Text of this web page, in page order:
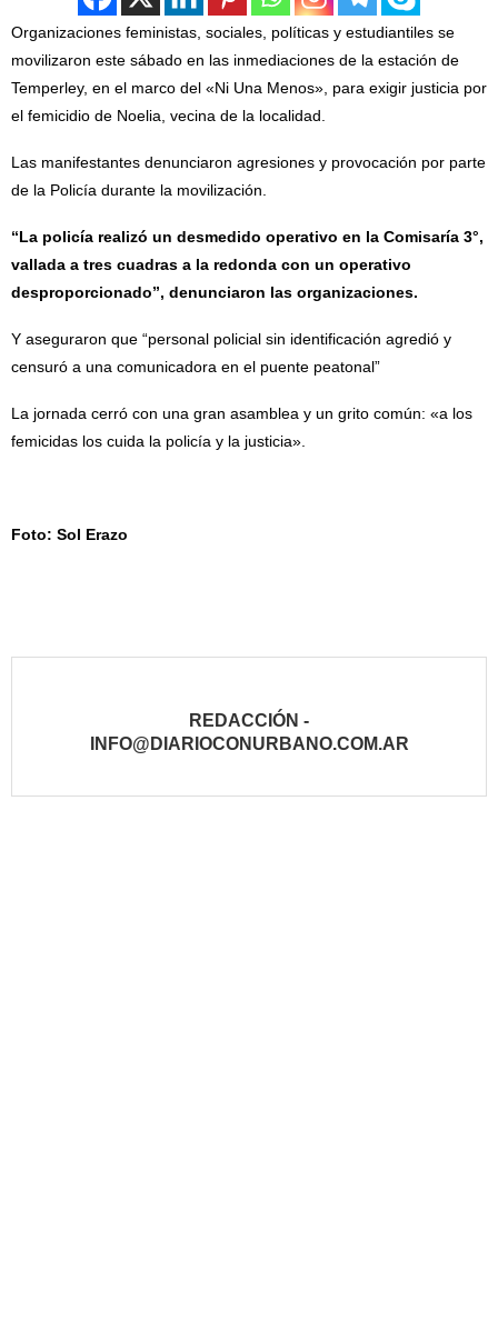
Organizaciones feministas, sociales, políticas y estudiantiles se
movilizaron este sábado en las inmediaciones de la estación de
Temperley, en el marco del «Ni Una Menos», para exigir justicia por
el femicidio de Noelia, vecina de la localidad.
Las manifestantes denunciaron agresiones y provocación por parte
de la Policía durante la movilización.
“La policía realizó un desmedido operativo en la Comisaría 3°,
vallada a tres cuadras a la redonda con un operativo
desproporcionado”, denunciaron las organizaciones.
Y aseguraron que “personal policial sin identificación agredió y
censuró a una comunicadora en el puente peatonal”
La jornada cerró con una gran asamblea y un grito común: «a los
femicidas los cuida la policía y la justicia».
Foto: Sol Erazo
REDACCIÓN -
INFO@DIARIOCONURBANO.COM.AR